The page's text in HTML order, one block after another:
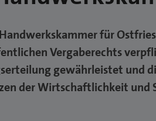
für
Vergaberechts
gewährleistet und
der Wirtschaftlichkeit und